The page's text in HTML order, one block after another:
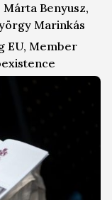
Benyusz,
Marinkás
EU, Member